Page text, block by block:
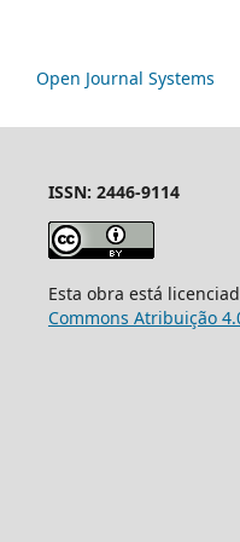
Open Journal Systems
ISSN: 2446-9114
Esta obra está
Commons Atribuição